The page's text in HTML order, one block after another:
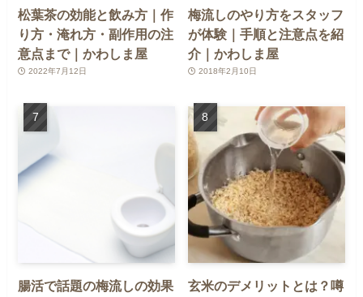
松葉茶の効能と飲み方｜作
り方・淹れ方・副作用の注
意点まで｜かわしま屋
2022年7月12日
梅流しのやり方をスタッフ
が体験｜手順と注意点を紹
介｜かわしま屋
2018年2月10日
腸活で話題の梅流しの効果
玄米のデメリットとは？噂